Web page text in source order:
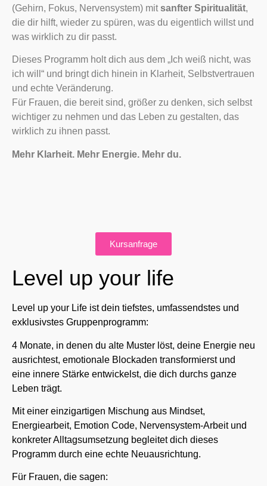
(Gehirn, Fokus, Nervensystem) mitsanfter Spiritualität,
die dir hilft, wieder zu spüren, was du eigentlich willst und
was wirklich zu dir passt.
Dieses Programm holt dich aus dem „Ich weiß nicht, was
ich will“ und bringt dich hinein in Klarheit, Selbstvertrauen
und echte Veränderung.
Für Frauen, die bereit sind, größer zu denken, sich selbst
wichtiger zu nehmen und das Leben zu gestalten, das
wirklich zu ihnen passt.
Mehr Klarheit. Mehr Energie. Mehr du.
Kursanfrage
Level up your life
Level up your Life ist dein tiefstes, umfassendstes und
exklusivstes Gruppenprogramm:
4 Monate, in denen du alte Muster löst, deine Energie neu
ausrichtest, emotionale Blockaden transformierst und
eine innere Stärke entwickelst, die dich durchs ganze
Leben trägt.
Mit einer einzigartigen Mischung aus Mindset,
Energiearbeit, Emotion Code, Nervensystem-Arbeit und
konkreter Alltagsumsetzung begleitet dich dieses
Programm durch eine echte Neuausrichtung.
Für Frauen, die sagen: